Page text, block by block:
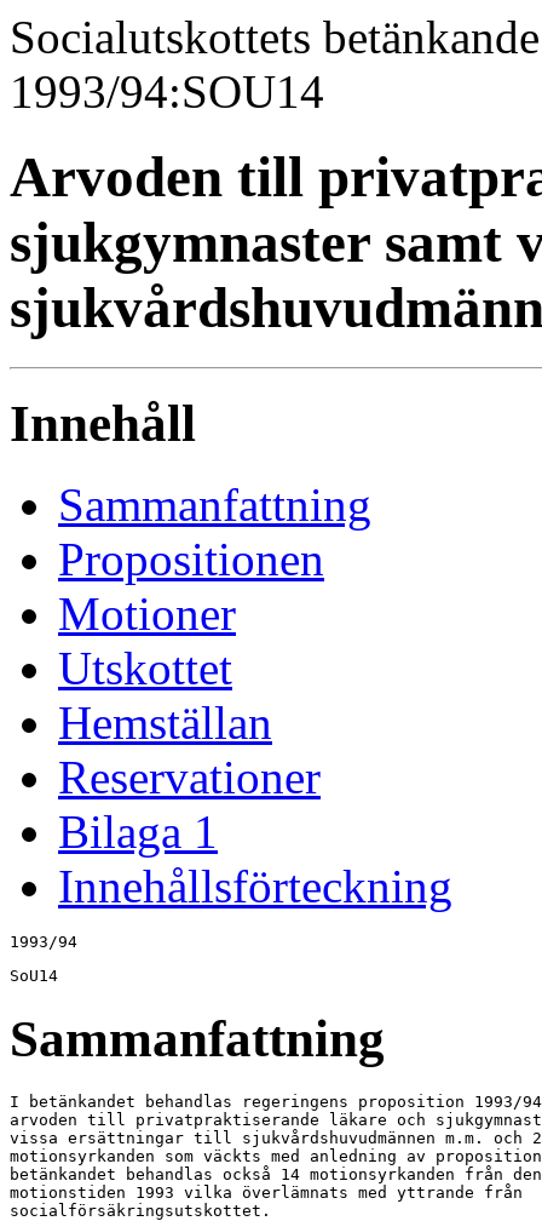
Socialutskottets betänkande
1993/94:SOU14
Arvoden till
sjukgymnaster samt
Innehåll
Sammanfattning
Propositionen
Motioner
Utskottet
Hemställan
Reservationer
Bilaga 1
Innehållsförteckning
1993/94
SoU14
Sammanfattning
I betänkandet behandlas regeringens proposition 1993/
arvoden till privatpraktiserande läkare och
vissa ersättningar till sjukvårdshuvudmännen m.m. och
motionsyrkanden som väckts med anledning av
betänkandet behandlas också 14 motionsyrkanden från
motionstiden 1993 vilka överlämnats med yttrande från
socialförsäkringsutskottet.